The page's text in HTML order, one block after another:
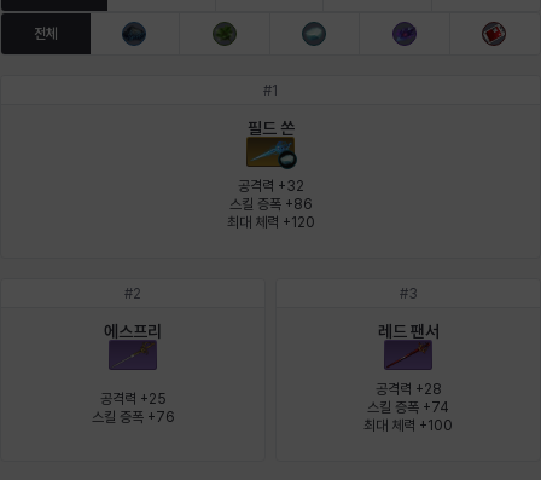
아야 아이솔 아이작 알렉스 알론소 얀
이안 재키
전체
#1
필드 쏜
공격력 +32
스킬 증폭 +86
최대 체력 +120
#2
에스프리
공격력 +25
스킬 증폭 +76
#3
레드 팬서
공격력 +28
스킬 증폭 +74
최대 체력 +100